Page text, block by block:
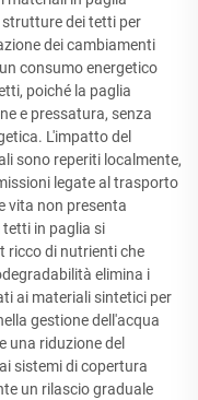
dei tetti per
dei cambiamenti
consumo energetico
poiché la paglia
e pressatura, senza
L'impatto del
sono reperiti localmente,
legate al trasporto
vita non presenta
tetti in paglia si
ricco di nutrienti che
elimina i
ai materiali sintetici per
gestione dell'acqua
una riduzione del
sistemi di copertura
un rilascio graduale